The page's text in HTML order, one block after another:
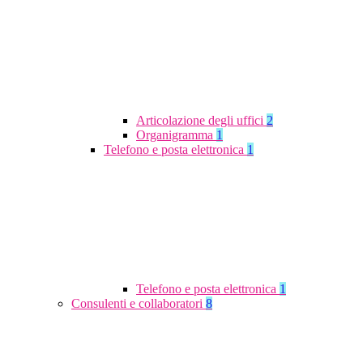
Articolazione degli uffici 2
Organigramma 1
Telefono e posta elettronica 1
Telefono e posta elettronica 1
Consulenti e collaboratori 8